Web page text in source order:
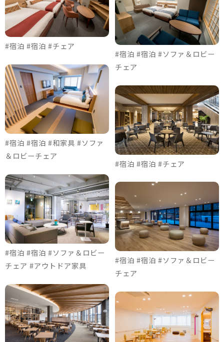
#宿泊 #宿泊 #チェア
#宿泊 #宿泊 #和家具 #ソファ
＆ロビーチェア
#宿泊 #宿泊 #ソファ＆ロビー
チェア #アウトドア家具
#宿泊 #宿泊 #ソファ＆ロビー
チェア
#宿泊 #宿泊 #チェア
#宿泊 #宿泊 #ソファ＆ロビー
チェア